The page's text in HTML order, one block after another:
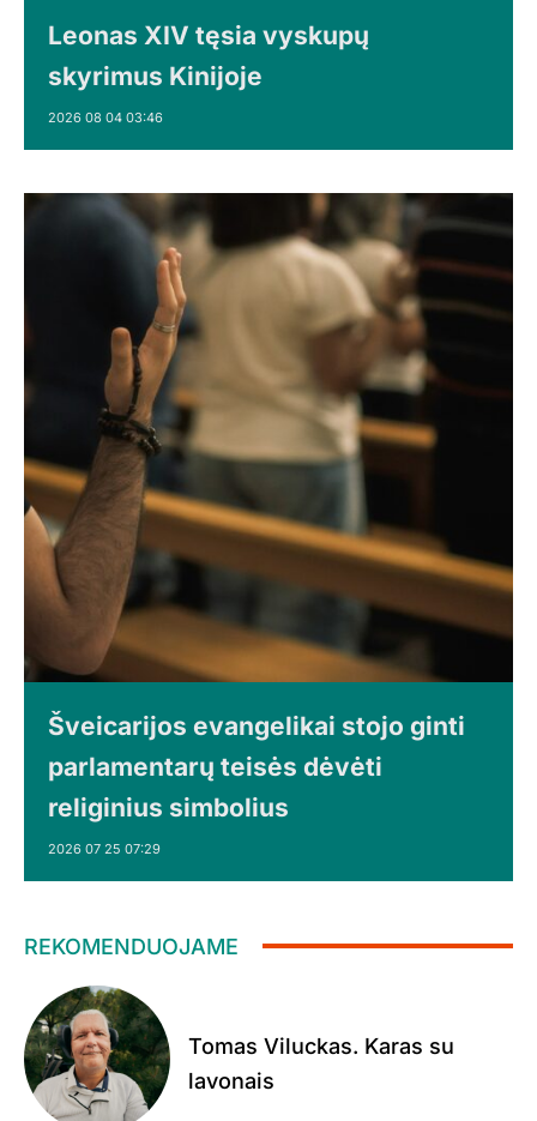
Leonas XIV tęsia vyskupų
skyrimus Kinijoje
2026 08 04 03:46
Šveicarijos evangelikai stojo ginti
parlamentarų teisės dėvėti
religinius simbolius
2026 07 25 07:29
REKOMENDUOJAME
Tomas Viluckas. Karas su
lavonais